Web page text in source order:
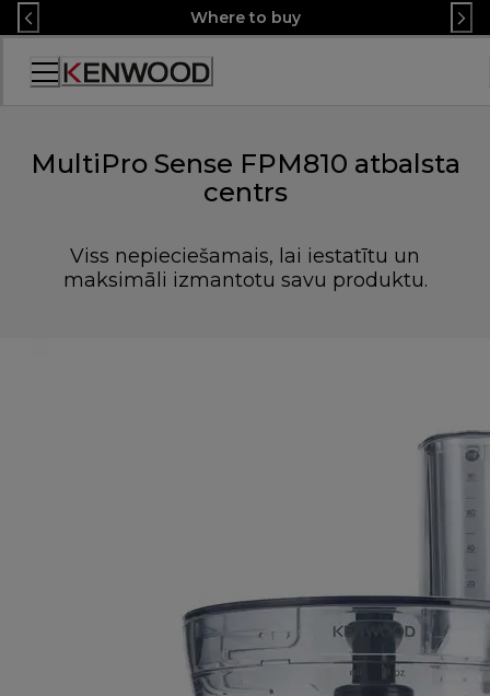
Skip
to
Content
Where to buy
Accessibility
MultiPro Sense FPM810 atbalsta
centrs
Viss nepieciešamais, lai iestatītu un
maksimāli izmantotu savu produktu.